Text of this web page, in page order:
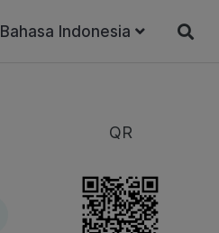
Bahasa Indonesia
QR